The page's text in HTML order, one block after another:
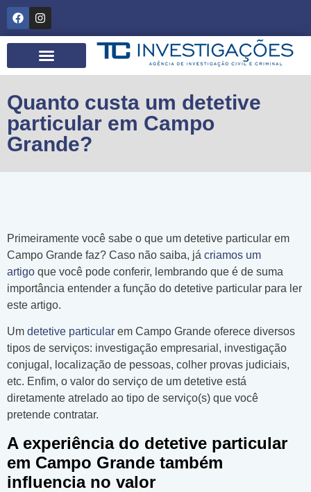
Quanto custa um detetive
particular em Campo
Grande?
Primeiramente você sabe o que um detetive particular em
Campo Grande faz? Caso não saiba, já criamos um
artigo que você pode conferir, lembrando que é de suma
importância entender a função do detetive particular para ler
este artigo.
Um detetive particular em Campo Grande oferece diversos
tipos de serviços: investigação empresarial, investigação
conjugal, localização de pessoas, colher provas judiciais,
etc. Enfim, o valor do serviço de um detetive está
diretamente atrelado ao tipo de serviço(s) que você
pretende contratar.
A experiência do detetive particular
em Campo Grande também
influencia no valor